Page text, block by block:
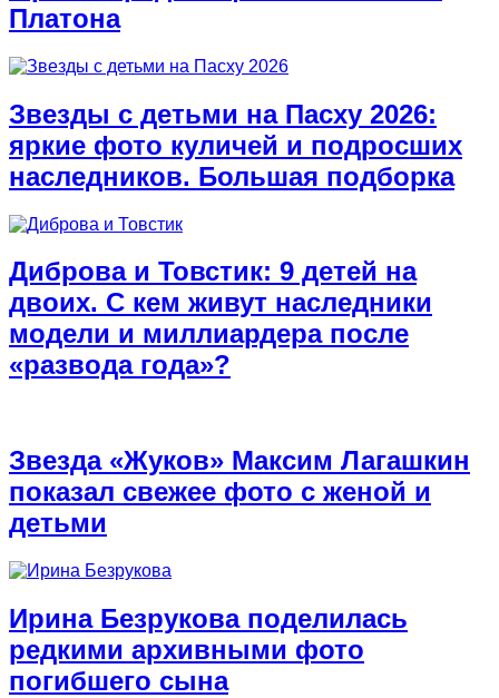
Платона
Звезды с детьми на Пасху 2026:
яркие фото куличей и подросших
наследников. Большая подборка
Диброва и Товстик: 9 детей на
двоих. С кем живут наследники
модели и миллиардера после
«развода года»?
Звезда «Жуков» Максим Лагашкин
показал свежее фото с женой и
детьми
Ирина Безрукова поделилась
редкими архивными фото
погибшего сына